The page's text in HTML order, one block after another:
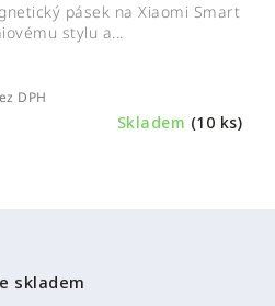
Skladem (10 ks)
DPH
pásek na Xiaomi Smart
stylu a...
skladem